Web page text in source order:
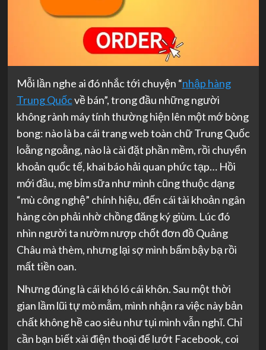
Mỗi lần nghe ai đó nhắc tới chuyện “nhập hàng
Trung Quốcvề bán”, trong đầu những người
không rành máy tính thường hiện lên một mớ bòng
bong: nào là ba cái trang web toàn chữ Trung Quốc
loằng ngoằng, nào là cài đặt phần mềm, rồi chuyển
khoản quốc tế, khai báo hải quan phức tạp… Hồi
mới đầu, mẹ bỉm sữa như mình cũng thuộc dạng
“mù công nghệ” chính hiệu, đến cái tài khoản ngân
hàng còn phải nhờ chồng đăng ký giùm. Lúc đó
nhìn người ta nườm nượp chốt đơn đồ Quảng
Châu mà thèm, nhưng lại sợ mình bấm bậy bạ rồi
mất tiền oan.
Nhưng đúng là cái khó ló cái khôn. Sau một thời
gian lầm lũi tự mò mẫm, mình nhận ra việc này bản
chất không hề cao siêu như tụi mình vẫn nghĩ. Chỉ
cần bạn biết xài điện thoại để lướt Facebook, coi